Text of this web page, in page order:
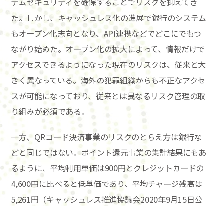
た。しかし、キャッシュレス化の進展で銀行のシステム
もオープン化志向となり、API連携などでどこにでもつ
ながり始めた。オープン化の拡大によって、情報だけで
アクセスできるようになった現在のリスクは、従来と大
きく異なっている。海外の犯罪組織からも不正なアクセ
スが可能になっており、従来とは異なるリスク管理の取
り組みが必須である。
一方、QRコード決済事業のリスクのとらえ方は銀行な
どと同じではない。ポイント還元事業の集計結果にもあ
るように、平均利用単価は900円とクレジットカードの
4,600円に比べると低単価であり、平均チャージ残高は
5,261円（キャッシュレス推進協議会2020年9月15日公